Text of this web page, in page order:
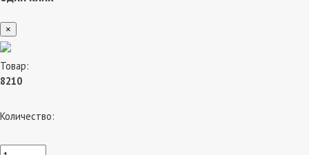
×
Товар:
8210
Количество: